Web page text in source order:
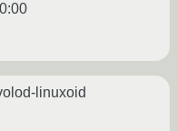
linuxoid